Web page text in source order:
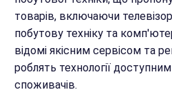
товарів, включаючи
побутову техніку та
відомі якісним сервісом та
роблять технології
споживачів.